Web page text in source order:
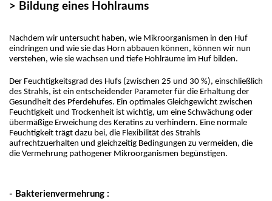
> Bildung eines Hohlraums
Nachdem wir untersucht haben, wie Mikroorganismen in den Huf
eindringen und wie sie das Horn abbauen können, können wir nun
verstehen, wie sie wachsen und tiefe Hohlräume im Huf bilden.
Der Feuchtigkeitsgrad des Hufs (zwischen 25 und 30 %), einschließlich
des Strahls, ist ein entscheidender Parameter für die Erhaltung der
Gesundheit des Pferdehufes. Ein optimales Gleichgewicht zwischen
Feuchtigkeit und Trockenheit ist wichtig, um eine Schwächung oder
übermäßige Erweichung des Keratins zu verhindern. Eine normale
Feuchtigkeit trägt dazu bei, die Flexibilität des Strahls
aufrechtzuerhalten und gleichzeitig Bedingungen zu vermeiden, die
die Vermehrung pathogener Mikroorganismen begünstigen.
- Bakterienvermehrung :